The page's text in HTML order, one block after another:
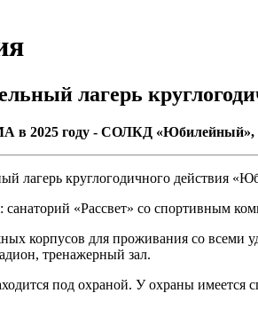
лагерь
2025 году - СОЛКД «Юбилейный»,
лагерь круглогодичного действия
санаторий «Рассвет» со спортивным
корпусов для проживания со
тренажерный зал.
под охраной. У охраны